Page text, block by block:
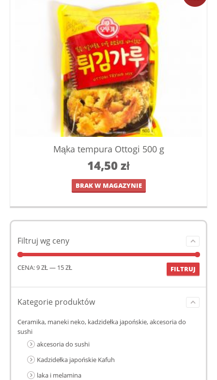
Mąka tempura Ottogi 500 g
14,50zł
BRAK W MAGAZYNIE
Filtruj wg ceny
FILTRUJ
CENA:9 ZŁ— 15 ZŁ
Kategorie produktów
Ceramika, maneki neko, kadzidełka japońskie, akcesoria do
sushi
akcesoria do sushi
Kadzidełka japońskie Kafuh
laka i melamina